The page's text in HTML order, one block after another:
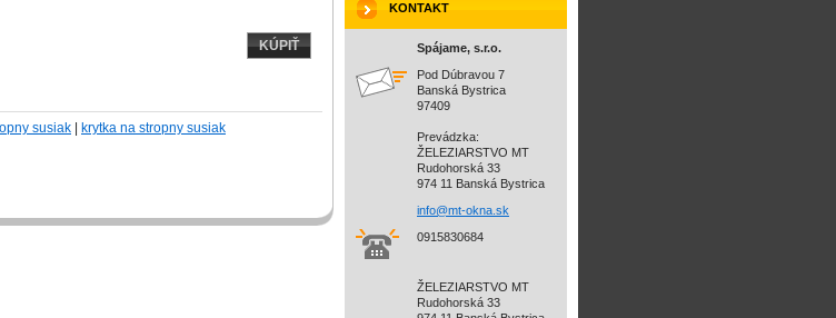
KÚPIŤ
susiak krytka na stropny susiak
KONTAKT
Spájame, s.r.o.
Pod Dúbravou 7
Banská Bystrica
97409
Prevádzka:
ŽELEZIARSTVO MT
Rudohorská 33
974 11 Banská Bystrica
info@mt-okna.sk
0915830684
ŽELEZIARSTVO MT
Rudohorská 33